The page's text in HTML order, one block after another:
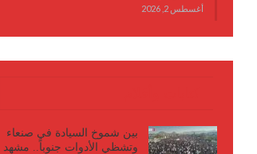
أغسطس 2, 2026
بين شموخ السيادة في صنعاء
وتشظي الأدوات جنوباً.. مشهد